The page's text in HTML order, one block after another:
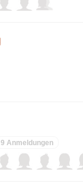
9 Anmeldungen